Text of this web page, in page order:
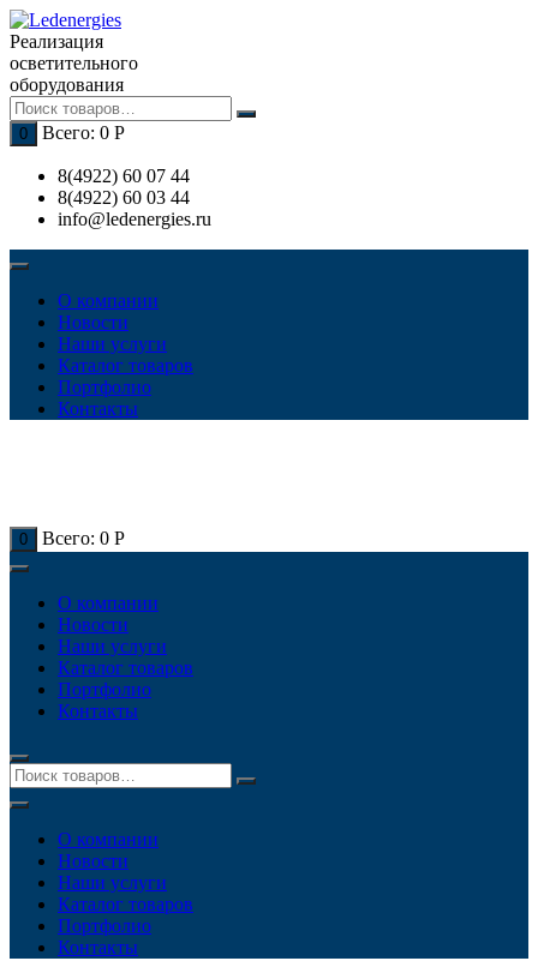
Перейти
к
содержимому
Реализация
осветительного
оборудования
0 Всего: 0 Р
8(4922) 60 07 44
8(4922) 60 03 44
info@ledenergies.ru
О компании
Новости
Наши услуги
Каталог товаров
Портфолио
Контакты
0 Всего: 0 Р
О компании
Новости
Наши услуги
Каталог товаров
Портфолио
Контакты
О компании
Новости
Наши услуги
Каталог товаров
Портфолио
Контакты